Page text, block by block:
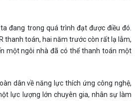
đang trong quá trình đạt được điều đó.
thanh toán, hai năm trước còn rất lạ lẫm,
một ngôi nhà đã có thể thanh toán một
dân về năng lực thích ứng công nghệ,
lực lượng lớn chuyên gia, nhân sự làm